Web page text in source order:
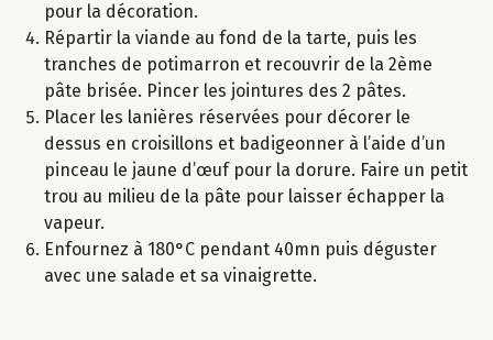
pour la décoration.
Répartir la viande au fond de la tarte, puis les
tranches de potimarron et recouvrir de la 2ème
pâte brisée. Pincer les jointures des 2 pâtes.
Placer les lanières réservées pour décorer le
dessus en croisillons et badigeonner à l’aide d’un
pinceau le jaune d’œuf pour la dorure. Faire un petit
trou au milieu de la pâte pour laisser échapper la
vapeur.
Enfournez à 180°C pendant 40mn puis déguster
avec une salade et sa vinaigrette.